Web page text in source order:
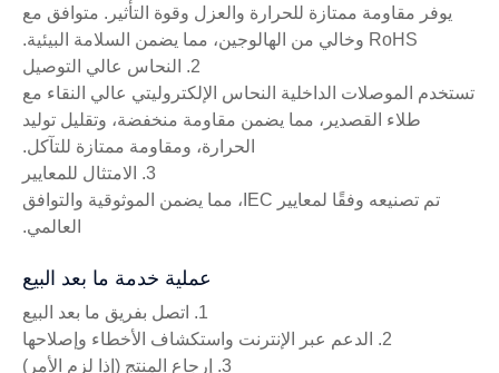
يوفر مقاومة ممتازة للحرارة والعزل وقوة التأثير. متوافق مع
RoHS وخالي من الهالوجين، مما يضمن السلامة البيئية.
2. النحاس عالي التوصيل
تستخدم الموصلات الداخلية النحاس الإلكتروليتي عالي النقاء مع
طلاء القصدير، مما يضمن مقاومة منخفضة، وتقليل توليد
الحرارة، ومقاومة ممتازة للتآكل.
3. الامتثال للمعايير
تم تصنيعه وفقًا لمعايير IEC، مما يضمن الموثوقية والتوافق
العالمي.
عملية خدمة ما بعد البيع
1. اتصل بفريق ما بعد البيع
2. الدعم عبر الإنترنت واستكشاف الأخطاء وإصلاحها
3. إرجاع المنتج (إذا لزم الأمر)